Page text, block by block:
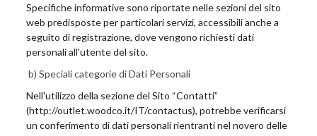
Specifiche informative sono riportate nelle sezioni del sito
web predisposte per particolari servizi, accessibili anche a
seguito di registrazione, dove vengono richiesti dati
personali all'utente del sito.
b) Speciali categorie di Dati Personali
Nell'utilizzo della sezione del Sito “Contatti”
(http://outlet.woodco.it/IT/contactus), potrebbe verificarsi
un conferimento di dati personali rientranti nel novero delle